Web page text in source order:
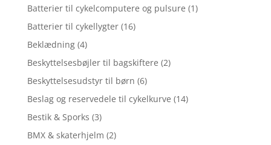
Batterier til cykelcomputere og pulsure (1)
Batterier til cykellygter (16)
Beklædning (4)
Beskyttelsesbøjler til bagskiftere (2)
Beskyttelsesudstyr til børn (6)
Beslag og reservedele til cykelkurve (14)
Bestik & Sporks (3)
BMX & skaterhjelm (2)